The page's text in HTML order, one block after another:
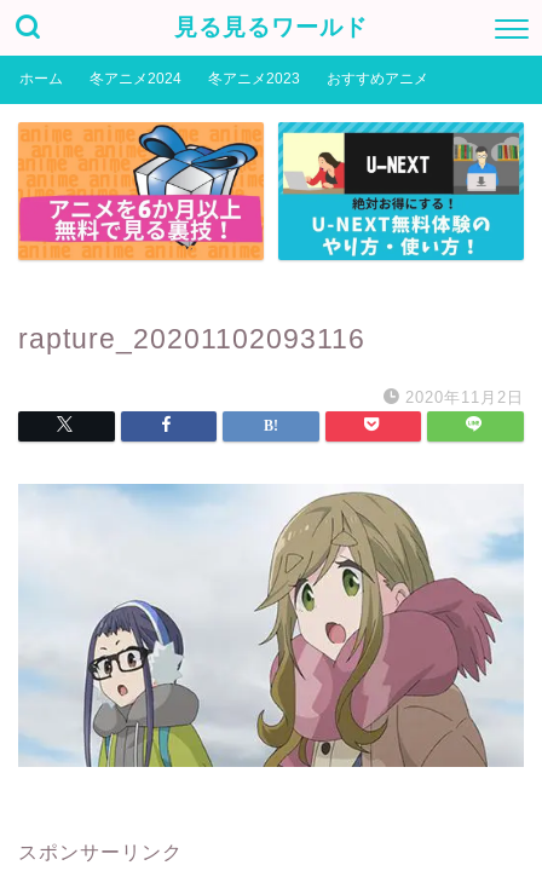
見る見るワールド
ホーム 冬アニメ2024 冬アニメ2023 おすすめアニメ
rapture_20201102093116
2020年11月2日
スポンサーリンク